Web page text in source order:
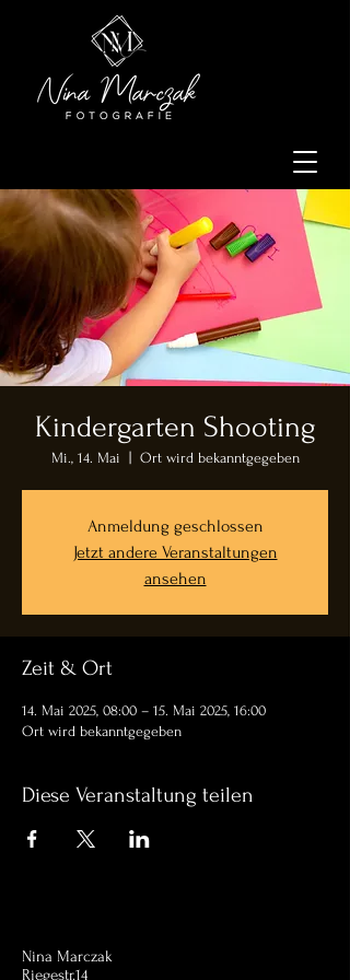
Kindergarten Shooting
Mi., 14. Mai Ort wird bekanntgegeben
Anmeldung geschlossen
Jetzt andere Veranstaltungen
ansehen
Zeit & Ort
14. Mai 2025, 08:00 – 15. Mai 2025, 16:00
Ort wird bekanntgegeben
Diese Veranstaltung teilen
Nina Marczak
Riegestr.14